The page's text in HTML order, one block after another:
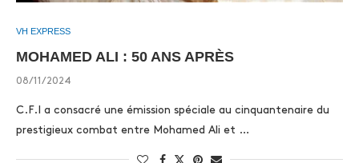
VH EXPRESS
MOHAMED ALI : 50 ANS APRÈS
08/11/2024
C.F.I a consacré une émission spéciale au cinquantenaire du
prestigieux combat entre Mohamed Ali et …